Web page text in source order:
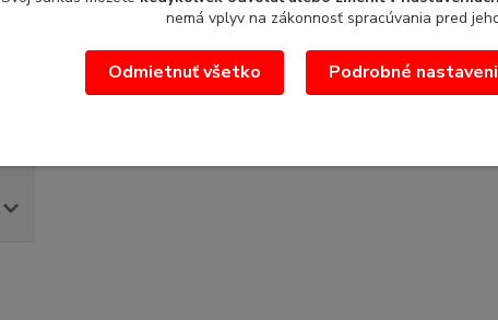
nemá vplyv na zákonnosť spracúvania pred
Odmietnuť všetko Podrobné